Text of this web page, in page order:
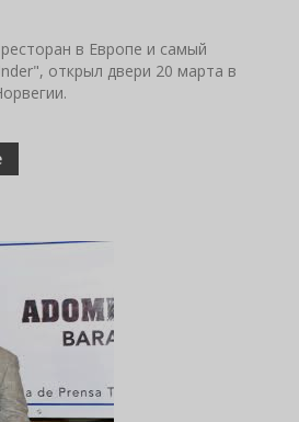
в Европе и самый
открыл двери 20 марта в